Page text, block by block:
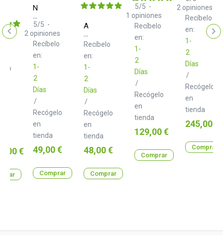
€
Neo
d+
XLR
Class
B
3.0
m
Recíbelo
en:
1-
2
Días
/
Recógelo
en
tienda
5/5 -
2 opiniones
Precio
49,00 €
Comprar
Adam
Hall
SKDB
040
Soporte
monitor
de
estudio
Recíbelo
en:
1-
2
Días
/
Recógelo
en
tienda
Precio
48,00 €
Comprar
PCS
10
Distribuidor
de
corriente
con
protección
Recíbelo
en:
1-
2
Días
/
Recógelo
en
tienda
5/5 -
1 opiniones
Precio
129,00 €
Comprar
Studio
Recíbelo
en:
1-
2
Días
/
Recógelo
en
tienda
2 opiniones
Precio
245,00 €
Comprar